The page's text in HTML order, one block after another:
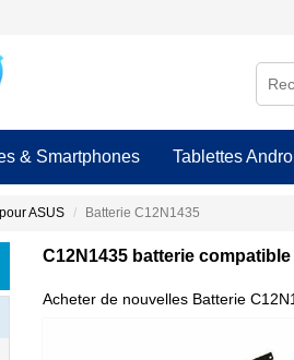
& Smartphones Tablettes
ASUS Batterie C12N1435
C12N1435 batterie
Acheter de nouvelles Batterie